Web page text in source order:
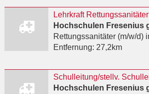
Lehrkraft
Rettungssanitäter (m/w/d)
Entfernung: 27,2km